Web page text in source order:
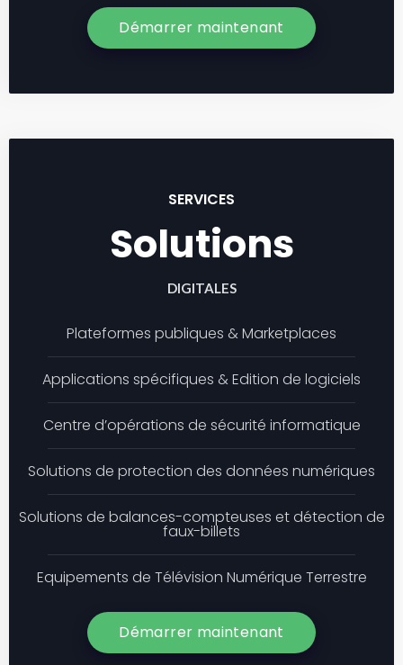
Démarrer maintenant
SERVICES
Solutions
DIGITALES
Plateformes publiques & Marketplaces
Applications spécifiques & Edition de logiciels
Centre d’opérations de sécurité informatique
Solutions de protection des données numériques
Solutions de balances-compteuses et détection de
faux-billets
Equipements de Télévision Numérique Terrestre
Démarrer maintenant